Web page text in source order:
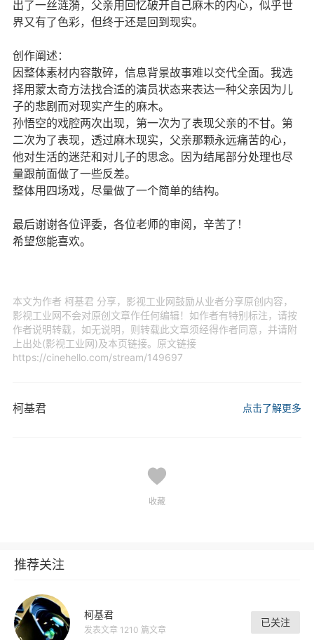
出了一丝涟漪，父亲用回忆破开自己麻木的内心，似乎世
界又有了色彩，但终于还是回到现实。
创作阐述：
因整体素材内容散碎，信息背景故事难以交代全面。我选
择用蒙太奇方法找合适的演员状态来表达一种父亲因为儿
子的悲剧而对现实产生的麻木。
孙悟空的戏腔两次出现，第一次为了表现父亲的不甘。第
二次为了表现，透过麻木现实，父亲那颗永远痛苦的心，
他对生活的迷茫和对儿子的思念。因为结尾部分处理也尽
量跟前面做了一些反差。
整体用四场戏，尽量做了一个简单的结构。
最后谢谢各位评委，各位老师的审阅，辛苦了！
希望您能喜欢。
本文为作者 柯基君 分享，影视工业网鼓励从业者分享原创内容，
影视工业网不会对原创文章作任何编辑！如作者有特别标注，请按
作者说明转载，如无说明，则转载此文章须经得作者同意，并请附
上出处(影视工业网)及本页链接。原文链接
https://cinehello.com/stream/149697
柯基君 点击了解更多
收藏
推荐关注
柯基君
发表文章 1210 篇文章
已关注